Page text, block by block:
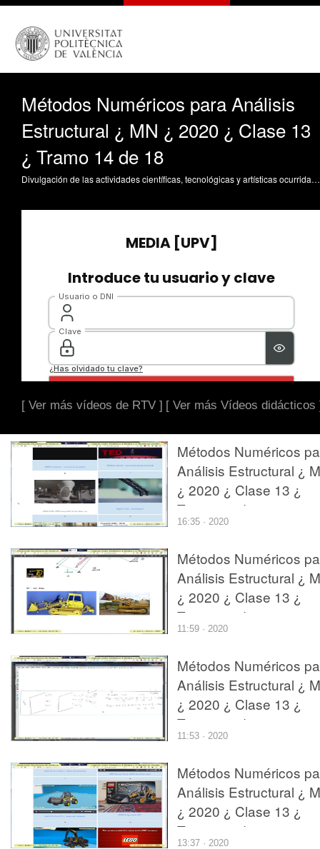
Métodos Numéricos para Análisis
Estructural ¿ MN ¿ 2020 ¿ Clase 13
¿ Tramo 14 de 18
Divulgación de las actividades científicas, tecnológicas y artísticas ocurridas en los tres campus de la UPV
[ Ver más vídeos de RTV ] [ Ver más Vídeos didácticos
Métodos Numéricos
Análisis Estructural ¿
¿ 2020 ¿ Clase 13 ¿
Tramo 13 de 18
16:35 · 2020
Métodos Numéricos
Análisis Estructural ¿
¿ 2020 ¿ Clase 13 ¿
Tramo 18 de 18
11:59 · 2020
Métodos Numéricos
Análisis Estructural ¿
¿ 2020 ¿ Clase 13 ¿
Tramo 06 de 18
11:53 · 2020
Métodos Numéricos
Análisis Estructural ¿
¿ 2020 ¿ Clase 13 ¿
Tramo 15 de 18
13:37 · 2020